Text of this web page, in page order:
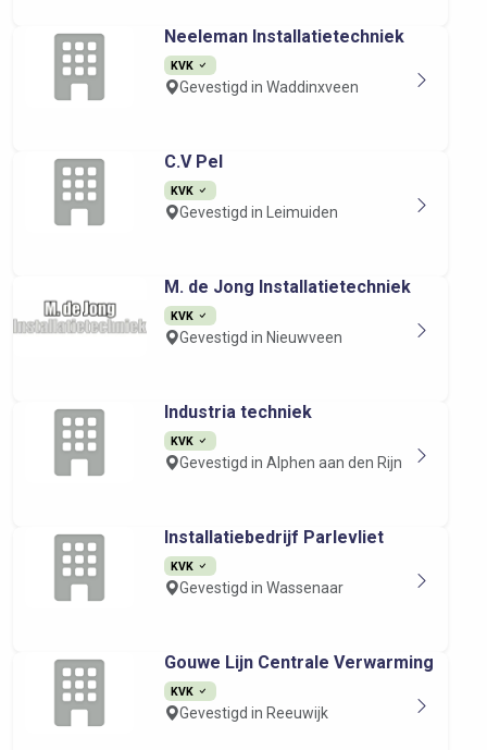
Neeleman Installatietechniek
KVK
Gevestigd in Waddinxveen
C.V Pel
KVK
Gevestigd in Leimuiden
M. de Jong Installatietechniek
KVK
Gevestigd in Nieuwveen
Industria techniek
KVK
Gevestigd in Alphen aan den Rijn
Installatiebedrijf Parlevliet
KVK
Gevestigd in Wassenaar
Gouwe Lijn Centrale Verwarming
KVK
Gevestigd in Reeuwijk